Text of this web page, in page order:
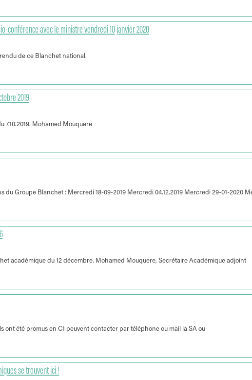
conférence avec le ministre vendredi 10 janvier 2020
de ce Blanchet national.
2019
7.10.2019. Mohamed Mouquere
du Groupe Blanchet : Mercredi 18-09-2019 Mercredi 04.12.2019 Mercredi 29-01-2020
académique du 12 décembre. Mohamed Mouquere, Secrétaire Académique adjoint
ont été promus en C1 peuvent contacter par téléphone ou mail la SA ou
se trouvent ici !